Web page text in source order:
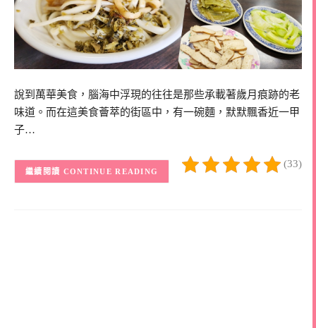
說到萬華美食，腦海中浮現的往往是那些承載著歲月痕跡的老
味道。而在這美食薈萃的街區中，有一碗麵，默默飄香近一甲
子…
(33)
CONTINUE READING